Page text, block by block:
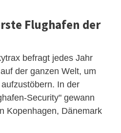
Flughafen der
befragt jedes Jahr
der ganzen Welt, um
In der
Security" gewann
Kopenhagen, Dänemark